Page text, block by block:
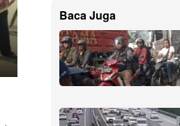
SMAN 1 Blanakan Memanas, Wali
Murid Tuding Sekolah Tidak
Transparan
24 Juni 2026
Baca Juga